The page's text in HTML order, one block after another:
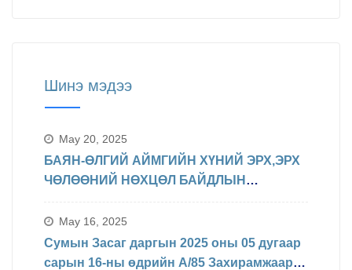
Шинэ мэдээ
May 20, 2025
БАЯН-ӨЛГИЙ АЙМГИЙН ХҮНИЙ ЭРХ,ЭРХ
ЧӨЛӨӨНИЙ НӨХЦӨЛ БАЙДЛЫН
May 16, 2025
Сумын Засаг даргын 2025 оны 05 дугаар
сарын 16-ны өдрийн А/85 Захирамжаар